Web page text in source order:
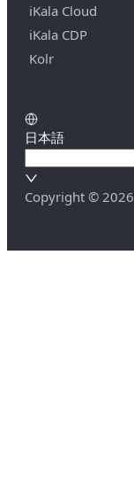
iKala Cloud
iKala CDP
Kolr
日本語
Copyright © 2026